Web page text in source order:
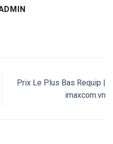
Prix Le Plus Bas Requip |
imaxcom.vn